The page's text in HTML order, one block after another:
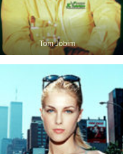
Tom Jobim